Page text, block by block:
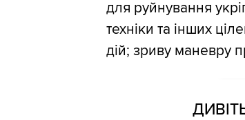
для руйнування
техніки та інших
дій; зриву маневру